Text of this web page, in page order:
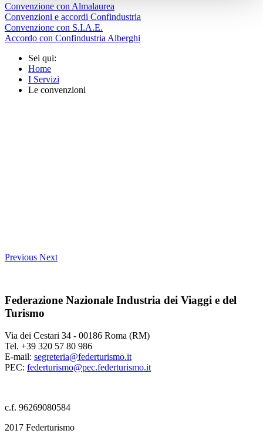
Convenzione con Almalaurea
Convenzioni e accordi Confindustria
Convenzione con S.I.A.E.
Accordo con Confindustria Alberghi
Sei qui:
Home
I Servizi
Le convenzioni
Previous Next
Federazione Nazionale Industria dei Viaggi e del
Turismo
Via dei Cestari 34 - 00186 Roma (RM)
Tel. +39 320 57 80 986
E-mail: segreteria@federturismo.it
PEC: federturismo@pec.federturismo.it
c.f. 96269080584
2017 Federturismo